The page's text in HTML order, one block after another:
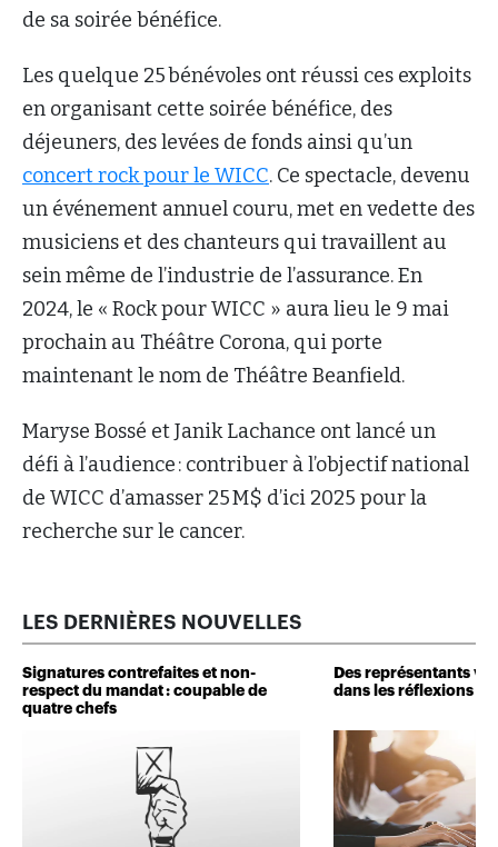
de sa soirée bénéfice.
Les quelque 25 bénévoles ont réussi ces exploits
en organisant cette soirée bénéfice, des
déjeuners, des levées de fonds ainsi qu’un
concert rock pour le WICC. Ce spectacle, devenu
un événement annuel couru, met en vedette des
musiciens et des chanteurs qui travaillent au
sein même de l’industrie de l’assurance. En
2024, le « Rock pour WICC » aura lieu le 9 mai
prochain au Théâtre Corona, qui porte
maintenant le nom de Théâtre Beanfield.
Maryse Bossé et Janik Lachance ont lancé un
défi à l’audience : contribuer à l’objectif national
de WICC d’amasser 25 M$ d’ici 2025 pour la
recherche sur le cancer.
LES DERNIÈRES NOUVELLES
Signatures contrefaites et non-
respect du mandat : coupable de
quatre chefs
Des représentants
dans les réflexions de